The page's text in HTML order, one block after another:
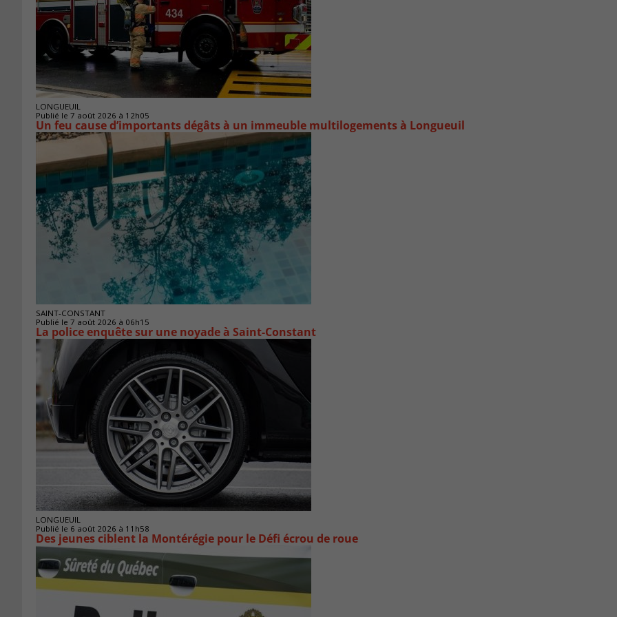
LONGUEUIL
Publié le 7 août 2026 à 12h05
Un feu cause d’importants dégâts à un immeuble multilogements à Longueuil
SAINT-CONSTANT
Publié le 7 août 2026 à 06h15
La police enquête sur une noyade à Saint-Constant
LONGUEUIL
Publié le 6 août 2026 à 11h58
Des jeunes ciblent la Montérégie pour le Défi écrou de roue